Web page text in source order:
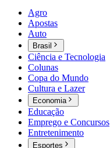
Agro
Apostas
Auto
Brasil
Ciência e Tecnologia
Colunas
Copa do Mundo
Cultura e Lazer
Economia
Educação
Emprego e Concursos
Entretenimento
Esportes